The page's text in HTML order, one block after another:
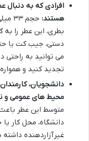
افرادی که به دنبال
هستند:
بطری، این عطر را
دستی، جیب کت یا
می توانید به راحتی
تجدید کنید و
دانشجویان،
محیط های عمومی و
متوسط این عطر
دانشگاه، محل کار
غیرآزاردهنده